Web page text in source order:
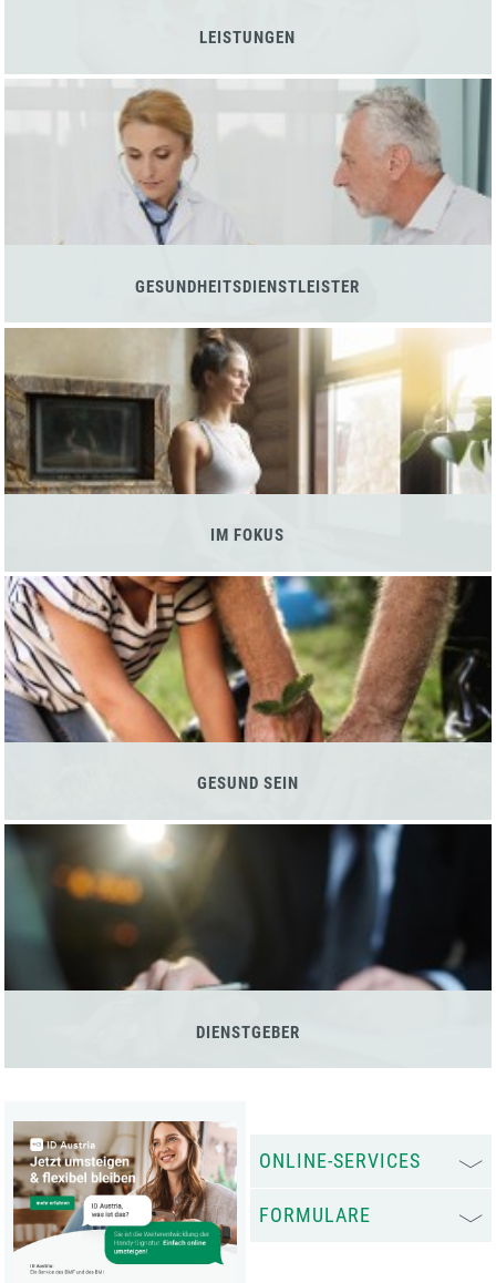
LEISTUNGEN
GESUNDHEITSDIENSTLEISTER
IM FOKUS
GESUND SEIN
DIENSTGEBER
ONLINE-SERVICES
FORMULARE